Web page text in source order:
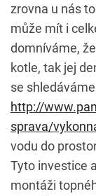
zrovna u nás
může mít i
domníváme,
kotle, tak jej
se
http://
sprava/
vodu do
Tyto investice
montáži